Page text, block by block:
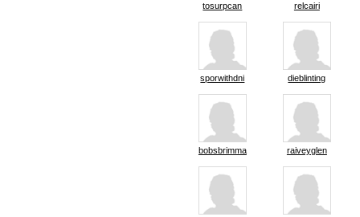
tosurpcan relcairi
sporwithdni dieblinting
bobsbrimma raiveyglen